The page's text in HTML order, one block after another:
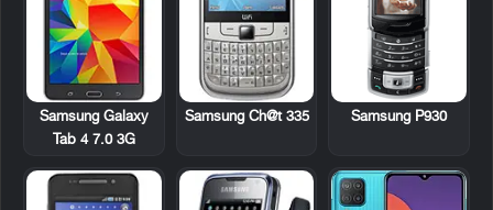
Samsung P930
Samsung Ch@t 335
Samsung Galaxy
Tab 4 7.0 3G